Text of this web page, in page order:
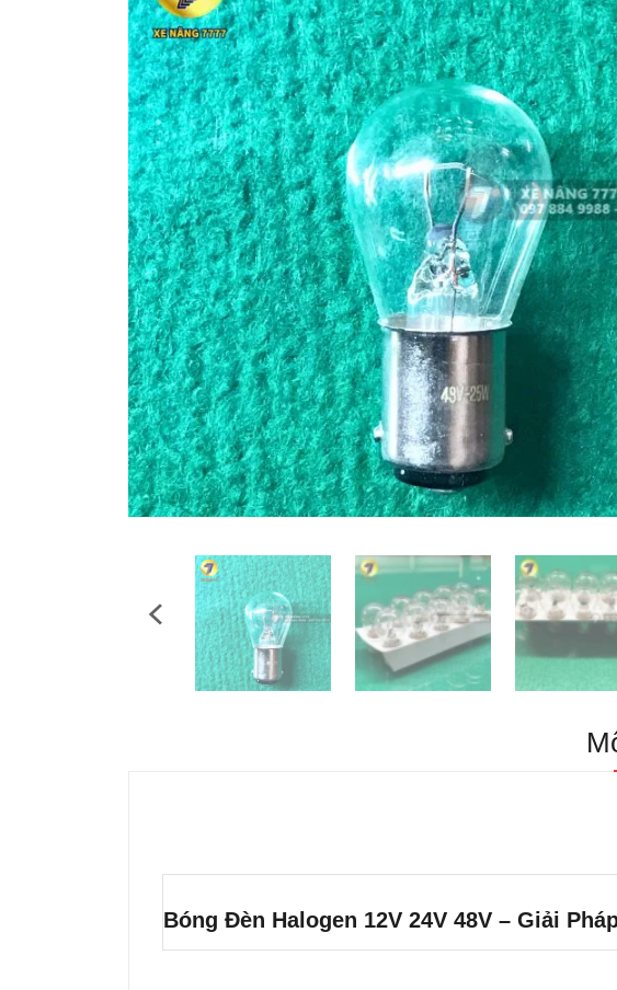
Bóng Đèn Halogen 12V 24V 48V – Giải